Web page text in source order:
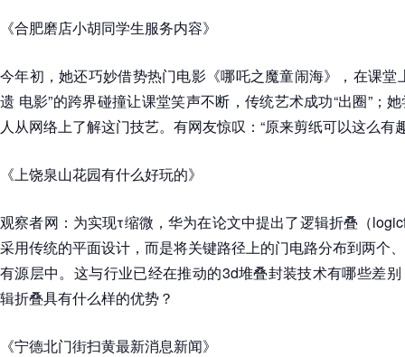
《合肥磨店小胡同学生服务内容》
今年初，她还巧妙借势热门电影《哪吒之魔童闹海》，在课堂
遗 电影”的跨界碰撞让课堂笑声不断，传统艺术成功“出圈”；
人从网络上了解这门技艺。有网友惊叹：“原来剪纸可以这么有
《上饶泉山花园有什么好玩的》
观察者网：为实现τ缩微，华为在论文中提出了逻辑折叠（
采用传统的平面设计，而是将关键路径上的门电路分布到两个
有源层中。这与行业已经在推动的3d堆叠封装技术有哪些差
辑折叠具有什么样的优势？
《宁德北门街扫黄最新消息新闻》